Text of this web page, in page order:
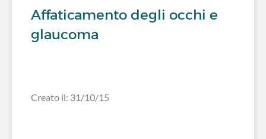
Affaticamento degli occhi e
glaucoma
Creato il: 31/10/15